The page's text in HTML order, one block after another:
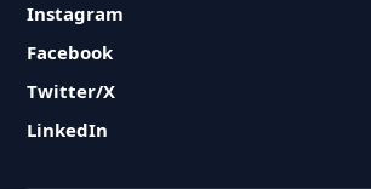
Instagram
Facebook
Twitter/X
LinkedIn